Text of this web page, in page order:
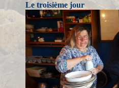
Le troisième jour